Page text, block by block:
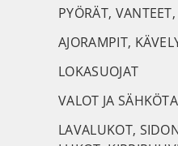
PYÖRÄT,
AJORAMPIT,
LOKASUOJAT
VALOT JA
LAVALUKOT,